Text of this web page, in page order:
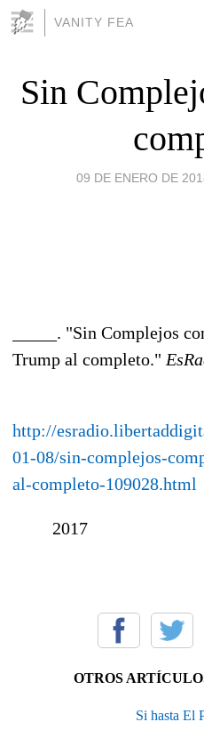
VANITY FEA
Sin
09 DE ENERO DE
_____. "Sin Complejos
Trump al completo."
http://
01-08/sin-complejos-
al-completo-109028.html
2017
OTROS
Si hasta El